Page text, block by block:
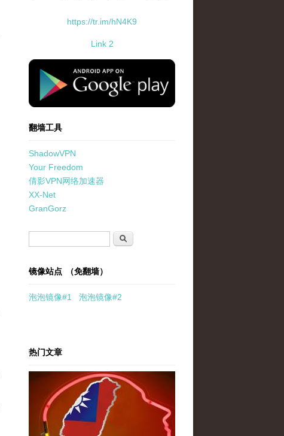
https://tr.im/hN4K9
Link 2
standard-icon-googleplay-app-store.png
翻墙工具
ShadowVPN
Your Freedom
倩影VPN网络加速器
XX-Net
GranGorz
搜索
镜像站点 （免翻墙）
泡泡镜像#1 泡泡镜像#2
热门文章